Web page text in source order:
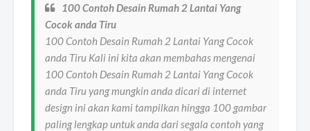
100 Contoh Desain Rumah 2 Lantai Yang
Cocok anda Tiru
100 Contoh Desain Rumah 2 Lantai Yang Cocok
anda Tiru Kali ini kita akan membahas mengenai
100 Contoh Desain Rumah 2 Lantai Yang Cocok
anda Tiru yang mungkin anda dicari di internet
design ini akan kami tampilkan hingga 100 gambar
paling lengkap untuk anda dari segala contoh yang